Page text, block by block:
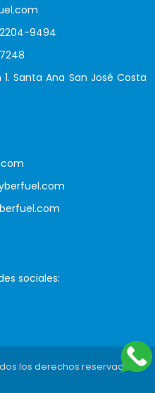
9494
1. Santa Ana San José Costa
sociales:
los derechos reservados.